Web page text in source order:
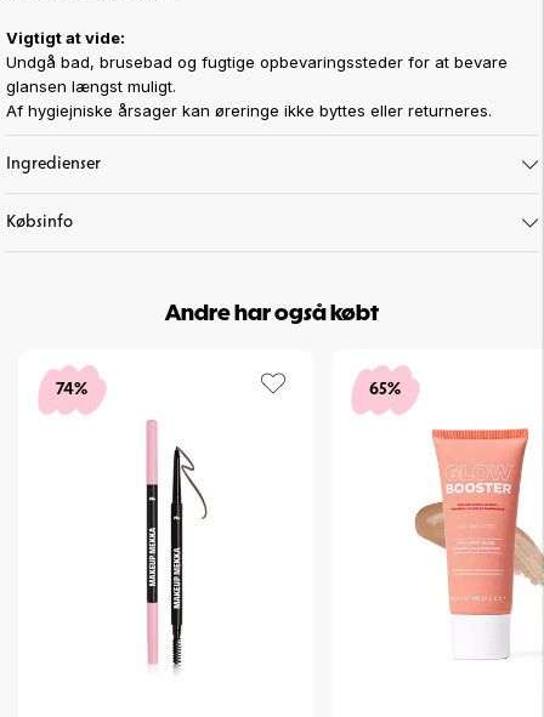
Vigtigt at vide:
Undgå bad, brusebad og fugtige opbevaringssteder for at bevare
glansen længst muligt.
Af hygiejniske årsager kan øreringe ikke byttes eller returneres.
Art. nr:65-344
Ingredienser
Købsinfo
Andre har også købt
74% 65%